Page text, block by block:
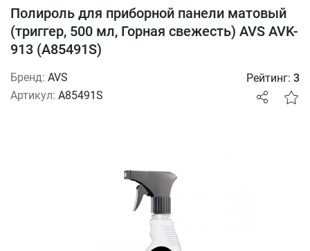
Полироль для приборной панели матовый
(триггер, 500 мл, Горная свежесть) AVS AVK-
913 (A85491S)
Бренд: AVS
Артикул: A85491S
Рейтинг: 3